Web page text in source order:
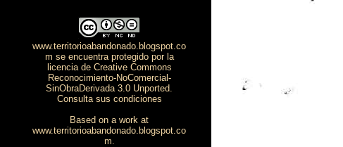
www.territorioabandonado.blogspot.co
m se encuentra protegido por la
licencia de Creative Commons
Reconocimiento-NoComercial-
SinObraDerivada 3.0 Unported.
Consulta sus condiciones
Based on a work at
www.territorioabandonado.blogspot.co
m.